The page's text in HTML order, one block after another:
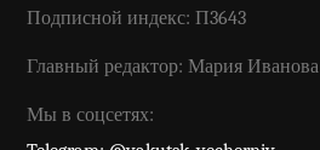
Подписной индекс: П3643
Главный редактор: Мария Иванова
Мы в соцсетях: